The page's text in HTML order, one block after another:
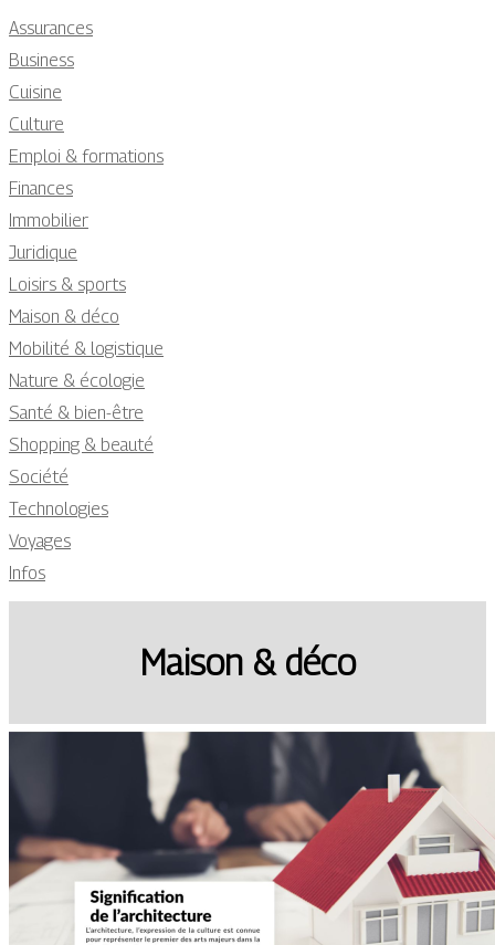
Assurances
Business
Cuisine
Culture
Emploi & formations
Finances
Immobilier
Juridique
Loisirs & sports
Maison & déco
Mobilité & logistique
Nature & écologie
Santé & bien-être
Shopping & beauté
Société
Technologies
Voyages
Infos
Maison & déco